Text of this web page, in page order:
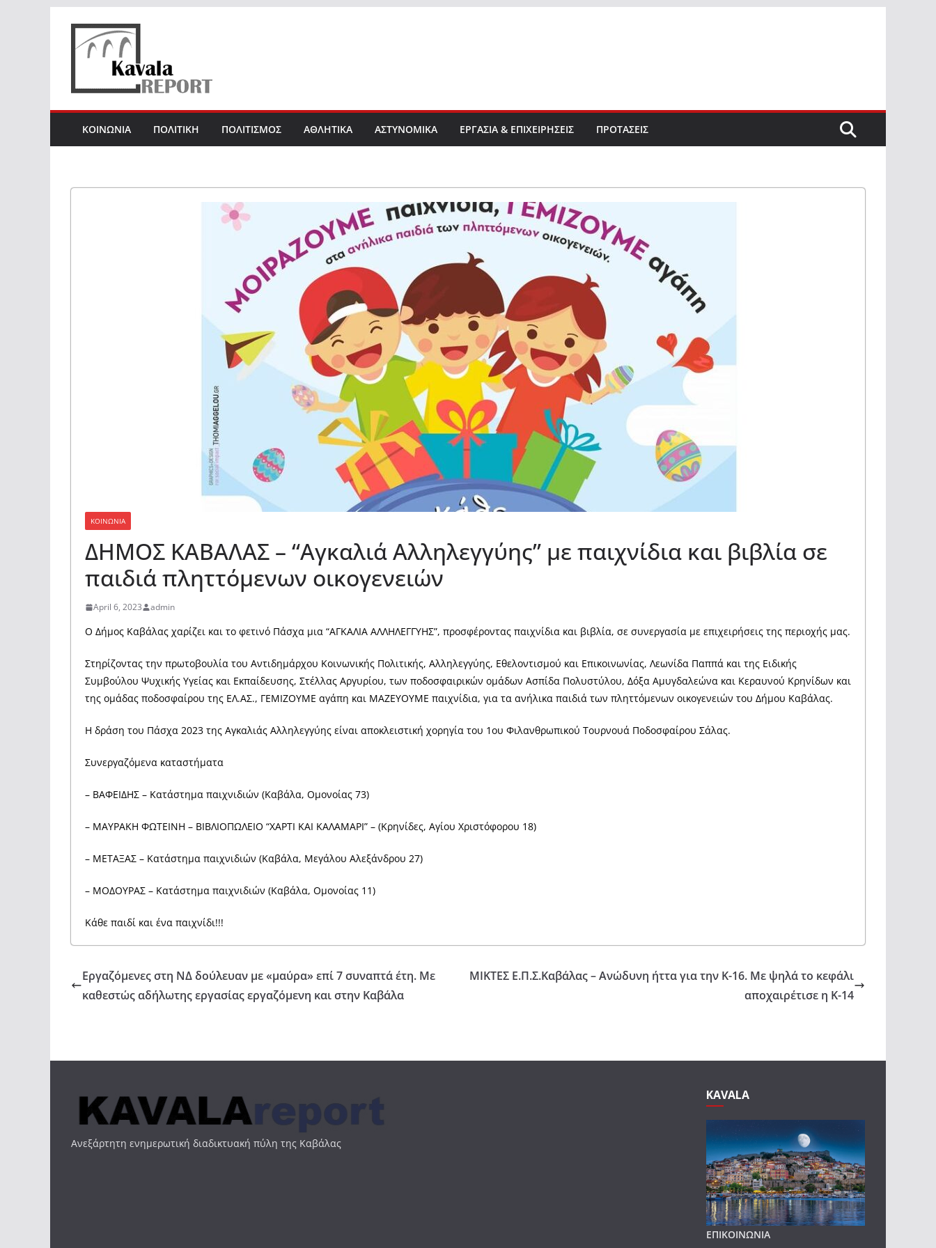
content
ΚΟΙΝΩΝΙΑ ΠΟΛΙΤΙΚΗ ΠΟΛΙΤΙΣΜΟΣ ΑΘΛΗΤΙΚΑ ΑΣΤΥΝΟΜΙΚΑ ΕΡΓΑΣΙΑ & ΕΠΙΧΕΙΡΗΣΕΙΣ ΠΡΟΤΑΣΕΙΣ
ΚΟΙΝΩΝΙΑ
ΔΗΜΟΣ ΚΑΒΑΛΑΣ – “Αγκαλιά Αλληλεγγύης” με παιχνίδια και βιβλία σε
παιδιά πληττόμενων οικογενειών
April 6, 2023 admin
Ο Δήμος Καβάλας χαρίζει και το φετινό Πάσχα μια “ΑΓΚΑΛΙΑ ΑΛΛΗΛΕΓΓΥΗΣ”, προσφέροντας παιχνίδια και βιβλία, σε συνεργασία με επιχειρήσεις της περιοχής μας.
Στηρίζοντας την πρωτοβουλία του Αντιδημάρχου Κοινωνικής Πολιτικής, Αλληλεγγύης, Εθελοντισμού και Επικοινωνίας, Λεωνίδα Παππά και της Ειδικής
Συμβούλου Ψυχικής Υγείας και Εκπαίδευσης, Στέλλας Αργυρίου, των ποδοσφαιρικών ομάδων Ασπίδα Πολυστύλου, Δόξα Αμυγδαλεώνα και Κεραυνού Κρηνίδων και
της ομάδας ποδοσφαίρου της ΕΛ.ΑΣ., ΓΕΜΙΖΟΥΜΕ αγάπη και ΜΑΖΕΥΟΥΜΕ παιχνίδια, για τα ανήλικα παιδιά των πληττόμενων οικογενειών του Δήμου Καβάλας.
Η δράση του Πάσχα 2023 της Αγκαλιάς Αλληλεγγύης είναι αποκλειστική χορηγία του 1ου Φιλανθρωπικού Τουρνουά Ποδοσφαίρου Σάλας.
Συνεργαζόμενα καταστήματα
– ️ΒΑΦΕΙΔΗΣ – Κατάστημα παιχνιδιών (Καβάλα, Ομονοίας 73)
– ΜΑΥΡΑΚΗ ΦΩΤΕΙΝΗ – ΒΙΒΛΙΟΠΩΛΕΙΟ “ΧΑΡΤΙ ΚΑΙ ΚΑΛΑΜΑΡΙ” – (Κρηνίδες, Αγίου Χριστόφορου 18)
– ΜΕΤΑΞΑΣ – Κατάστημα παιχνιδιών (Καβάλα, Μεγάλου Αλεξάνδρου 27)
– ️ΜΟΔΟΥΡΑΣ – Κατάστημα παιχνιδιών (Καβάλα, Ομονοίας 11)
Κάθε παιδί και ένα παιχνίδι!!!
Εργαζόμενες στη ΝΔ δούλευαν με «μαύρα» επί 7 συναπτά έτη. Με
καθεστώς αδήλωτης εργασίας εργαζόμενη και στην Καβάλα
ΜΙΚΤΕΣ Ε.Π.Σ.Καβάλας – Ανώδυνη ήττα για την Κ-16. Με ψηλά το κεφάλι
αποχαιρέτισε η Κ-14
Ανεξάρτητη ενημερωτική διαδικτυακή πύλη της Καβάλας
KAVALA
ΕΠΙΚΟΙΝΩΝΙΑ